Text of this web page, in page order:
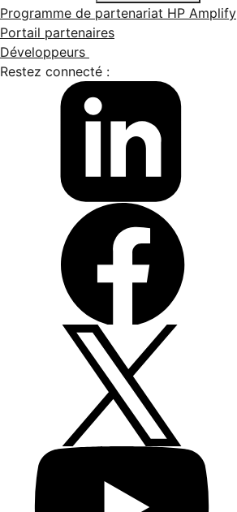
Programme de partenariat HP Amplify
Portail partenaires
Développeurs
Restez connecté :